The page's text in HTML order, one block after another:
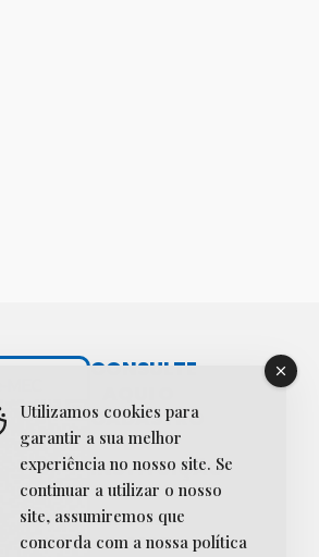
CONSULTE
CADASTRO
DA
INSTITUIÇÃO
NO
SISTEMA
E-MEC
Utilizamos cookies para
garantir a sua melhor
experiência no nosso site. Se
continuar a utilizar o nosso
site, assumiremos que
concorda com a nossa política